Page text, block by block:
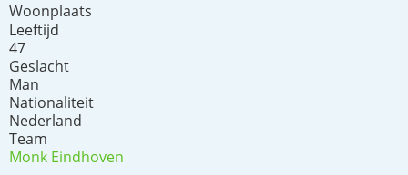
Woonplaats
Leeftijd
47
Geslacht
Man
Nationaliteit
Nederland
Team
Monk Eindhoven